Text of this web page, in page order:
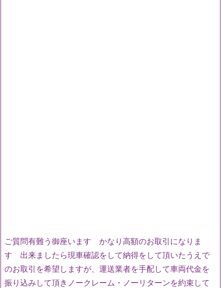
ご質問有難う御座います かなり高額のお取引になりま
す 出来ましたら現車確認をして納得をして頂いたうえで
のお取引を希望しますが、運送業者を手配して車両代金を
振り込みして頂きノークレーム・ノーリターンを約束して